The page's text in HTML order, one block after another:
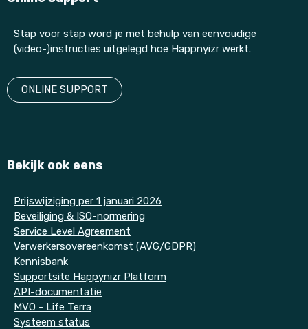
Stap voor stap word je met behulp van eenvoudige
(video-)instructies uitgelegd hoe Happnyizr werkt.
ONLINE SUPPORT
Bekijk ook eens
Prijswijziging per 1 januari 2026
Beveiliging & ISO-normering
Service Level Agreement
Verwerkersovereenkomst (AVG/GDPR)
Kennisbank
Supportsite Happynizr Platform
API-documentatie
MVO - Life Terra
Systeem status